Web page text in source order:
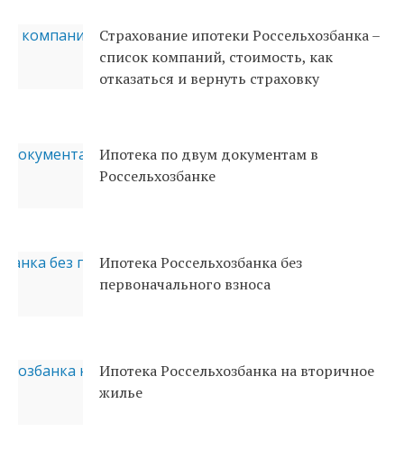
Страхование ипотеки Россельхозбанка –
список компаний, стоимость, как
отказаться и вернуть страховку
Ипотека по двум документам в
Россельхозбанке
Ипотека Россельхозбанка без
первоначального взноса
Ипотека Россельхозбанка на вторичное
жилье